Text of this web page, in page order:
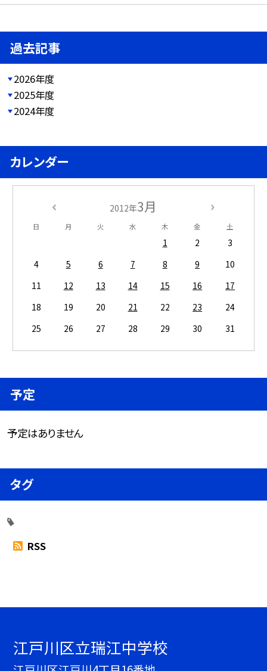
過去記事
2026年度
2025年度
2024年度
カレンダー
2012年3月
日 月 火 水 木 金 土
1 2
3
4
5 6 7 8 9
10
11
12 13 14 15 16
17
18
19 20 21 22 23
24
25
26 27 28 29 30 31
予定
予定はありません
タグ
RSS
江戸川区立瑞江中学校